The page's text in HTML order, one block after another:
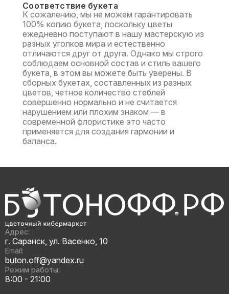
Соответствие букета
К сожалению, мы не можем гарантировать
100% копию букета, поскольку цветы
ежедневно поступают в нашу мастерскую из
разных уголков мира и естественно
отличаются друг от друга. Однако мы строго
соблюдаем основной состав и стиль вашего
букета, в этом вы можете быть уверены. В
сборных букетах, составленных из разных
цветов, четное количество стеблей
совершенно нормально и не считается
нарушением или плохим знаком — в
современной флористике это часто
применяется для создания гармонии и
баланса.
Адрес:
г. Саранск, ул. Васенко, 10
Email:
buton.off@yandex.ru
Режим работы:
8:00 - 21:00